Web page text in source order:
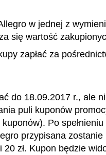
w jednej z
się wartość
zapłać za
do 18.09.2017 r., ale
puli kuponów
Po
przypisana
zł. Kupon będzie